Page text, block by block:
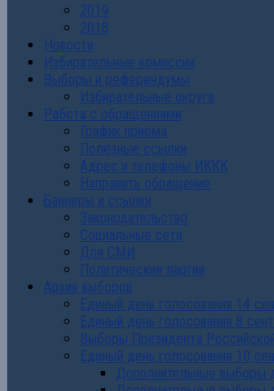
2019
2018
Новости
Избирательные комиссии
Выборы и референдумы
Избирательные округа
Работа с обращениями
График приема
Полезные ссылки
Адрес и телефоны ИККК
Направить обращение
Баннеры и ссылки
Законодательство
Социальные сети
Для СМИ
Политические партии
Архив выборов
Единый день голосования 14
Единый день голосования 8
Выборы Президента
Единый день голосования 10
Дополнительные выборы